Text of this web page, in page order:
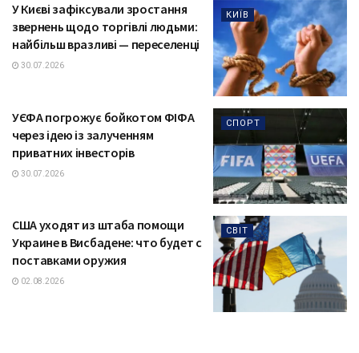
КИЇВ
У Києві зафіксували зростання
звернень щодо торгівлі людьми:
найбільш вразливі — переселенці
30.07.2026
СПОРТ
УЄФА погрожує бойкотом ФІФА
через ідею із залученням
приватних інвесторів
30.07.2026
СВІТ
США уходят из штаба помощи
Украине в Висбадене: что будет с
поставками оружия
02.08.2026